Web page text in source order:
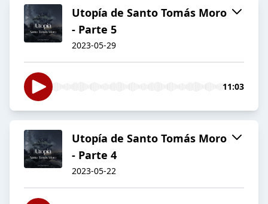
Utopía de Santo Tomás Moro
- Parte 5
2023-05-29
11:03
Utopía de Santo Tomás Moro
- Parte 4
2023-05-22